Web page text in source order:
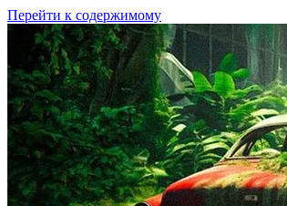
Перейти к содержимому